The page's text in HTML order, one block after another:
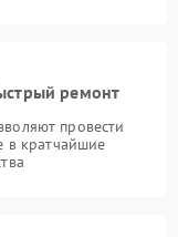
ремонт
провести
в кратчайшие